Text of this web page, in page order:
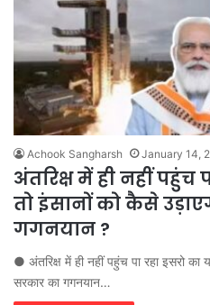
Achook Sangharsh January 14,
अंतरिक्ष में ही नहीं पहुंच
तो इंसानों को कैसे
गगनयान ?
● अंतरिक्ष में ही नहीं पहुंच पा रहा इसरो का
सरकार का गगनयान…